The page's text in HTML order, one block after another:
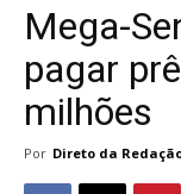
Mega-
pagar
milhões
Por Direto da